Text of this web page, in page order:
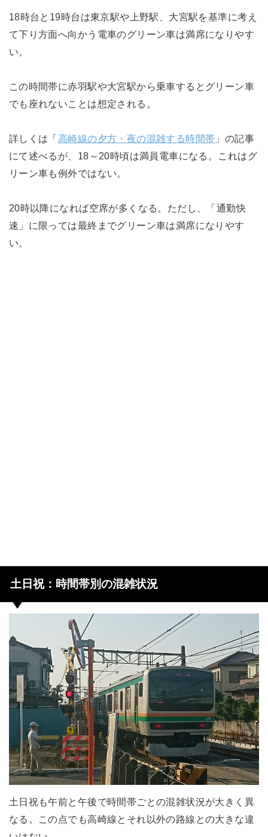
18時台と19時台は東京駅や上野駅、大宮駅を基準に考え
て下り方面へ向かう電車のグリーン車は満席になりやす
い。
この時間帯に赤羽駅や大宮駅から乗車するとグリーン車
でも座れないことは想定される。
詳しくは「高崎線の夕方・夜の混雑する時間帯 」の記事
にて述べるが、18～20時頃は満員電車になる。これはグ
リーン車も例外ではない。
20時以降になれば空席が多くなる。ただし、「通勤快
速」に限っては最終までグリーン車は満席になりやす
い。
土日祝：時間帯別の混雑状況
土日祝も午前と午後で時間帯ごとの混雑状況が大きく異
なる。この点でも高崎線とそれ以外の路線との大きな違